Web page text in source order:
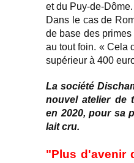
et du Puy-de-Dôme.
Dans le cas de
de base des
au tout foin. « Cela
supérieur à 400
La société
nouvel atelier de
en 2020, pour sa
lait cru.
"Plus d'avenir